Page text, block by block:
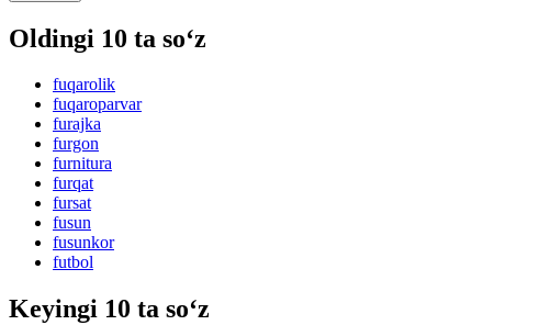
Oldingi 10 ta so‘z
fuqarolik
fuqaroparvar
furajka
furgon
furnitura
furqat
fursat
fusun
fusunkor
futbol
Keyingi 10 ta so‘z